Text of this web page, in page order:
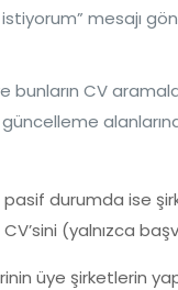
mesajı
bunların CV
pasif durumda ise
(yalnızca
üye şirketlerin